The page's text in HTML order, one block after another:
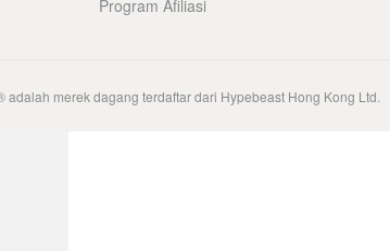
Program Afiliasi
adalah merek dagang terdaftar dari Hypebeast Hong Kong Ltd.